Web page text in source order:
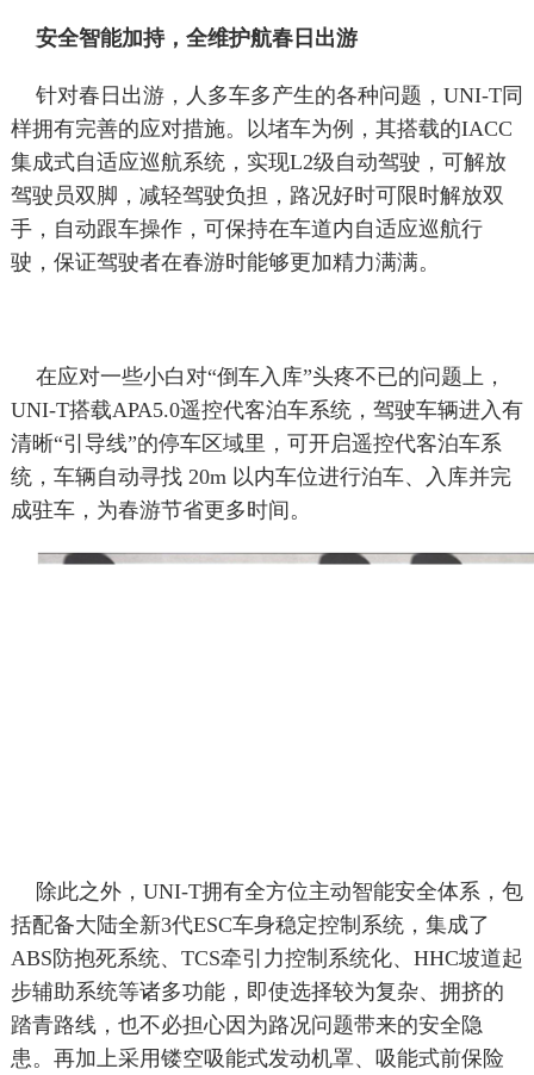
安全智能加持，全维护航春日出游
针对春日出游，人多车多产生的各种问题，UNI-T同
样拥有完善的应对措施。以堵车为例，其搭载的IACC
集成式自适应巡航系统，实现L2级自动驾驶，可解放
驾驶员双脚，减轻驾驶负担，路况好时可限时解放双
手，自动跟车操作，可保持在车道内自适应巡航行
驶，保证驾驶者在春游时能够更加精力满满。
在应对一些小白对“倒车入库”头疼不已的问题上，
UNI-T搭载APA5.0遥控代客泊车系统，驾驶车辆进入有
清晰“引导线”的停车区域里，可开启遥控代客泊车系
统，车辆自动寻找 20m 以内车位进行泊车、入库并完
成驻车，为春游节省更多时间。
除此之外，UNI-T拥有全方位主动智能安全体系，包
括配备大陆全新3代ESC车身稳定控制系统，集成了
ABS防抱死系统、TCS牵引力控制系统化、HHC坡道起
步辅助系统等诸多功能，即使选择较为复杂、拥挤的
踏青路线，也不必担心因为路况问题带来的安全隐
患。再加上采用镂空吸能式发动机罩、吸能式前保险